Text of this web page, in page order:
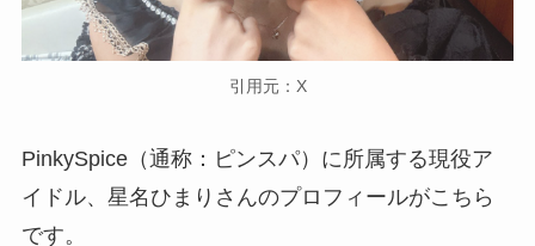
引用元：X
PinkySpice（通称：ピンスパ）に所属する現役ア
イドル、星名ひまりさんのプロフィールがこちら
です。